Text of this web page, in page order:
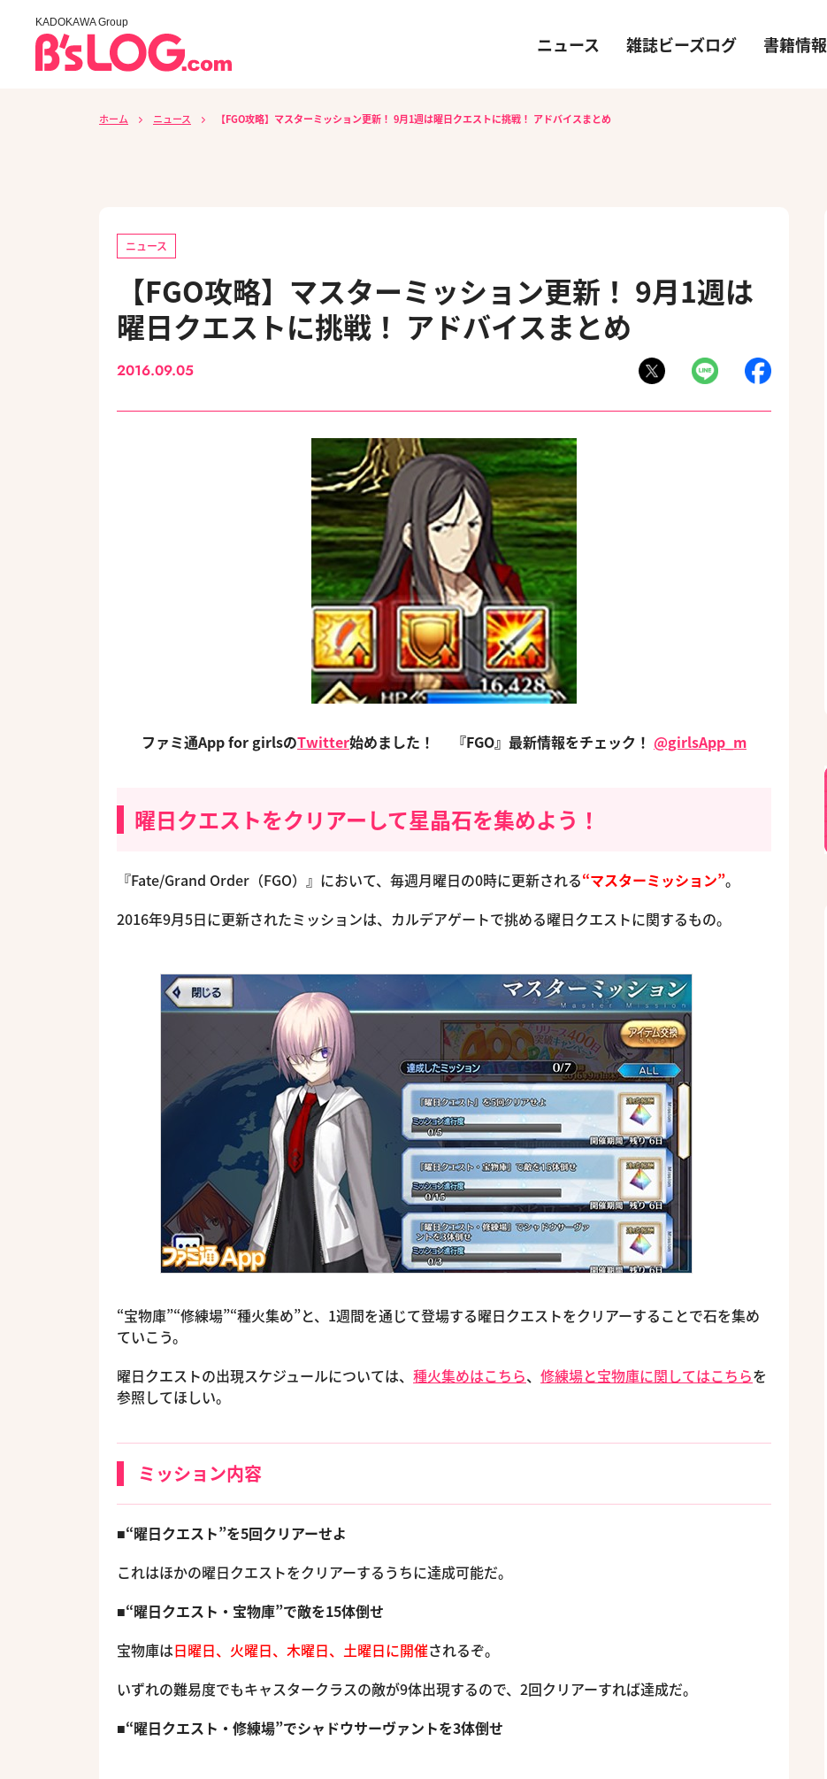
KADOKAWA Group
ニュース 雑誌ビーズログ 書籍情報
ホーム ニュース 【FGO攻略】マスターミッション更新！ 9月1週は曜日クエストに挑戦！ アドバイスまとめ
ニュース
【FGO攻略】マスターミッション更新！ 9月1週は
曜日クエストに挑戦！ アドバイスまとめ
2016.09.05
ファミ通App for girlsのTwitter始めました！ 『FGO』最新情報をチェック！ @girlsApp_m
曜日クエストをクリアーして星晶石を集めよう！
『Fate/Grand Order（FGO）』において、毎週月曜日の0時に更新される“マスターミッション”。
2016年9月5日に更新されたミッションは、カルデアゲートで挑める曜日クエストに関するもの。
“宝物庫”“修練場”“種火集め”と、1週間を通じて登場する曜日クエストをクリアーすることで石を集め
ていこう。
曜日クエストの出現スケジュールについては、 種火集めはこちら、 修練場と宝物庫に関してはこちらを
参照してほしい。
ミッション内容
■“曜日クエスト”を5回クリアーせよ
これはほかの曜日クエストをクリアーするうちに達成可能だ。
■“曜日クエスト・宝物庫”で敵を15体倒せ
宝物庫は日曜日、火曜日、木曜日、土曜日に開催されるぞ。
いずれの難易度でもキャスタークラスの敵が9体出現するので、2回クリアーすれば達成だ。
■“曜日クエスト・修練場”でシャドウサーヴァントを3体倒せ